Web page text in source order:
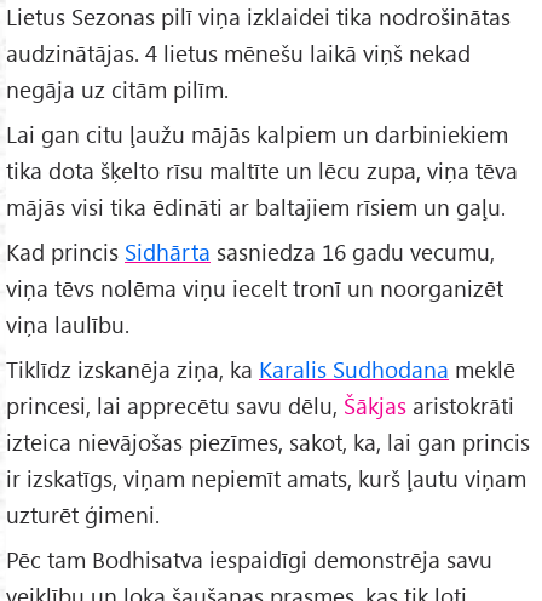
Lietus Sezonas pilī viņa izklaidei tika nodrošinātas
audzinātājas. 4 lietus mēnešu laikā viņš nekad
negāja uz citām pilīm.
Lai gan citu ļaužu mājās kalpiem un darbiniekiem
tika dota šķelto rīsu maltīte un lēcu zupa, viņa tēva
mājās visi tika ēdināti ar baltajiem rīsiem un gaļu.
Kad princis Sidhārta sasniedza 16 gadu vecumu,
viņa tēvs nolēma viņu iecelt tronī un noorganizēt
viņa laulību.
Tiklīdz izskanēja ziņa, ka Karalis Sudhodana meklē
princesi, lai apprecētu savu dēlu, Šākjas aristokrāti
izteica nievājošas piezīmes, sakot, ka, lai gan princis
ir izskatīgs, viņam nepiemīt amats, kurš ļautu viņam
uzturēt ģimeni.
Pēc tam Bodhisatva iespaidīgi demonstrēja savu